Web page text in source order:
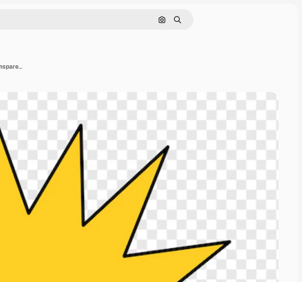
Nach Bild suchen
Suchen
Starburst im Cartoon-Stil gelbe Sprachblase Abzeichen PSD-Datei transparenter Hintergrund